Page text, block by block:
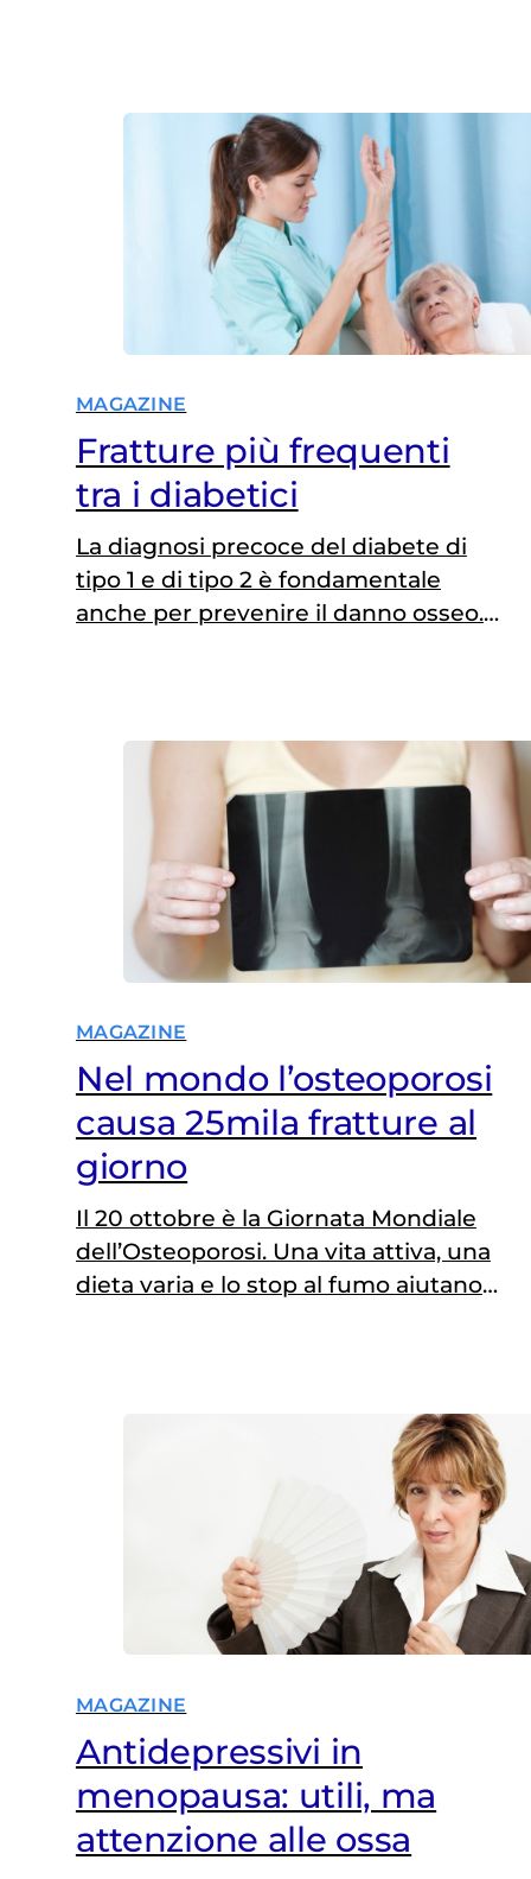
MAGAZINE
Fratture più frequenti
tra i diabetici
La diagnosi precoce del diabete di
tipo 1 e di tipo 2 è fondamentale
anche per prevenire il danno osseo.
MAGAZINE
Nel mondo l’osteoporosi
causa 25mila fratture al
giorno
Il 20 ottobre è la Giornata Mondiale
dell’Osteoporosi. Una vita attiva, una
dieta varia e lo stop al fumo aiutano a
MAGAZINE
Antidepressivi in
menopausa: utili, ma
attenzione alle ossa